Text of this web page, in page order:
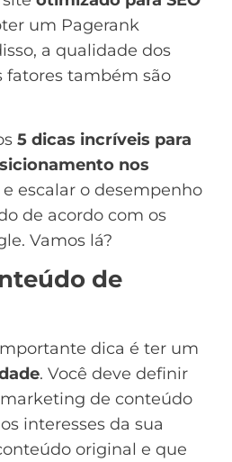
um Pagerank
a qualidade dos
fatores também são
5 dicas incríveis para
nos
e escalar o desempenho
de acordo com os
Vamos lá?
de
dica é ter um
. Você deve definir
de conteúdo
interesses da sua
original e que